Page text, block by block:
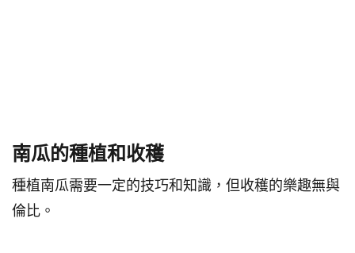
南瓜的種植和收穫
種植南瓜需要一定的技巧和知識，但收穫的樂趣無與
倫比。